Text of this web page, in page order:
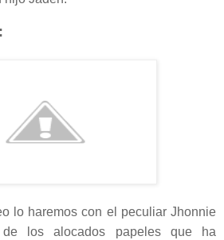
lo haremos con el peculiar Jhonnie
de los alocados papeles que ha